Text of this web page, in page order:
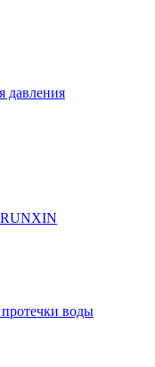
давления
RUNXIN
воды